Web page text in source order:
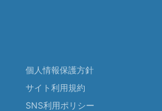
個人情報保護方針
サイト利用規約
SNS利用ポリシー